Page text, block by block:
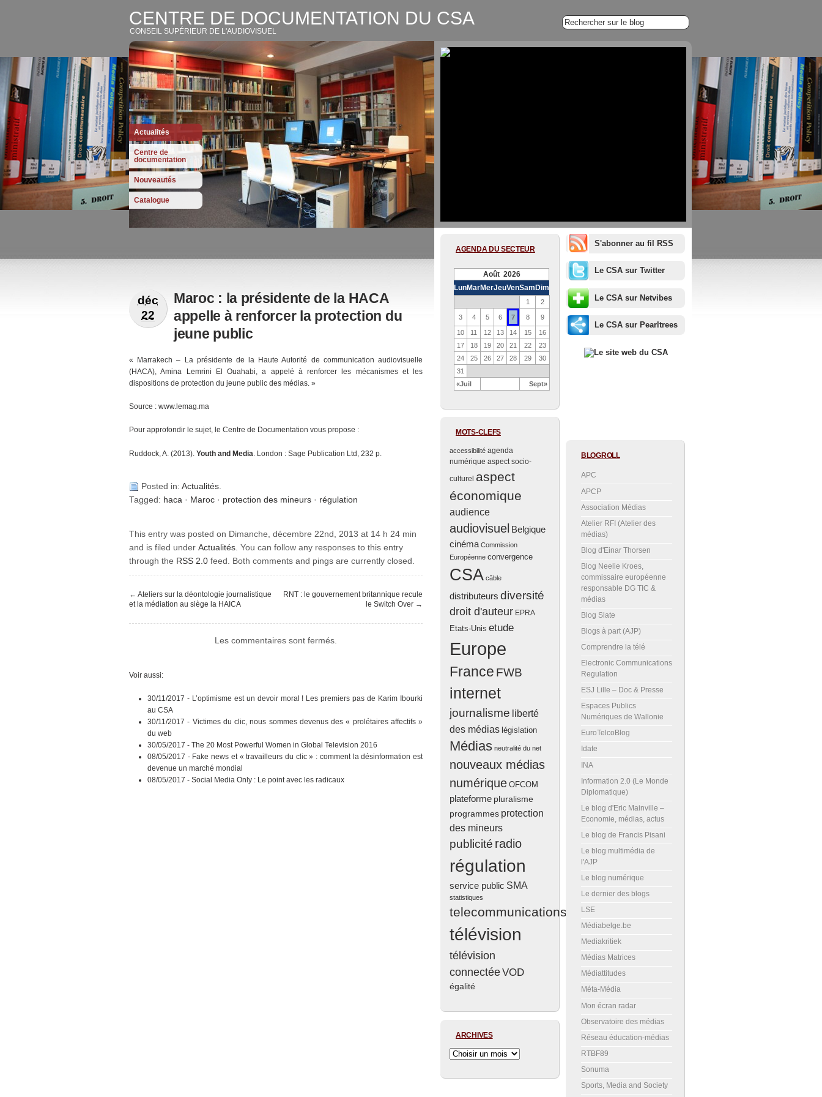
CENTRE DE DOCUMENTATION DU CSA
CONSEIL SUPÉRIEUR DE L'AUDIOVISUEL
Actualités
Centre de
documentation
Nouveautés
Catalogue
déc
22
Maroc : la présidente de la HACA
appelle à renforcer la protection du
jeune public
« Marrakech – La présidente de la Haute Autorité de communication audiovisuelle
(HACA), Amina Lemrini El Ouahabi, a appelé à renforcer les mécanismes et les
dispositions de protection du jeune public des médias. »
Source : www.lemag.ma
Pour approfondir le sujet, le Centre de Documentation vous propose :
Ruddock, A. (2013). Youth and Media . London : Sage Publication Ltd, 232 p.
Posted in: Actualités.
Tagged: haca · Maroc · protection des mineurs · régulation
This entry was posted on Dimanche, décembre 22nd, 2013 at 14 h 24 min
and is filed under Actualités. You can follow any responses to this entry
through the RSS 2.0 feed. Both comments and pings are currently closed.
← Ateliers sur la déontologie journalistique
et la médiation au siège la HAICA
RNT : le gouvernement britannique recule
le Switch Over →
Les commentaires sont fermés.
Voir aussi:
30/11/2017 - L’optimisme est un devoir moral ! Les premiers pas de Karim Ibourki
au CSA
30/11/2017 - Victimes du clic, nous sommes devenus des « prolétaires affectifs »
du web
30/05/2017 - The 20 Most Powerful Women in Global Television 2016
08/05/2017 - Fake news et « travailleurs du clic » : comment la désinformation est
devenue un marché mondial
08/05/2017 - Social Media Only : Le point avec les radicaux
AGENDA DU SECTEUR
Août 2026
LunMarMerJeuVenSam Dim
«Juil Sept»
1 2
3 4 5 6 7 8 9
10 11 12 13 14 15
16
17
18 19 20 21 22
23
24
25 26 27 28 29
30
31
MOTS-CLEFS
accessibilité agenda
numérique aspect socio-
culturel aspect
économique
audience
audiovisuel Belgique
cinéma Commission
Européenne convergence
CSA câble
distributeurs diversité
droit d'auteur EPRA
Etats-Unis etude
Europe
France FWB
internet
journalisme liberté
des médias législation
Médias neutralité du net
nouveaux médias
numérique OFCOM
plateforme pluralisme
programmes protection
des mineurs
publicité radio
régulation
service public SMA
statistiques
telecommunications
télévision
télévision
connectéeVOD
égalité
ARCHIVES
S'abonner au fil RSS
Le CSA sur Twitter
Le CSA sur Netvibes
Le CSA sur Pearltrees
BLOGROLL
APC
APCP
Association Médias
Atelier RFI (Atelier des
médias)
Blog d'Einar Thorsen
Blog Neelie Kroes,
commissaire européenne
responsable DG TIC &
médias
Blog Slate
Blogs à part (AJP)
Comprendre la télé
Electronic Communications
Regulation
ESJ Lille – Doc & Presse
Espaces Publics
Numériques de Wallonie
EuroTelcoBlog
Idate
INA
Information 2.0 (Le Monde
Diplomatique)
Le blog d'Eric Mainville –
Economie, médias, actus
Le blog de Francis Pisani
Le blog multimédia de
l'AJP
Le blog numérique
Le dernier des blogs
LSE
Médiabelge.be
Mediakritiek
Médias Matrices
Médiattitudes
Méta-Média
Mon écran radar
Observatoire des médias
Réseau éducation-médias
RTBF89
Sonuma
Sports, Media and Society